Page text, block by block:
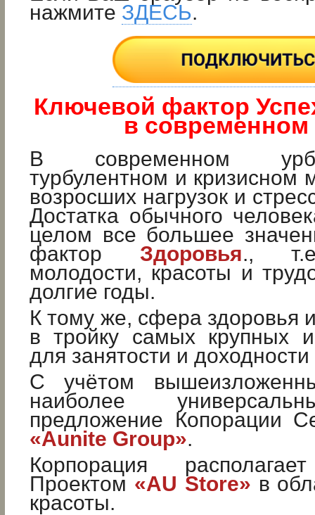
нажмите ЗДЕСЬ.
Ключевой фактор
в современном
В современном
турбулентном и кризисном
возросших нагрузок и
Достатка обычного
целом все большее
фактор Здоровья.,
молодости, красоты и
долгие годы.
К тому же, сфера здоровья
в тройку самых крупных и
для занятости и
С учётом
наиболее
предложение Копорации
«Aunite Group».
Корпорация
Проектом «AU Store» в
красоты.